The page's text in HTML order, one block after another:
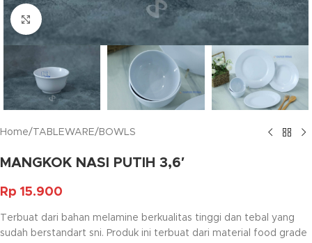
Click to enlarge
Home/ TABLEWARE/ BOWLS
MANGKOK NASI PUTIH 3,6′
Rp 15.900
Terbuat dari bahan melamine berkualitas tinggi dan tebal yang
sudah berstandart sni. Produk ini terbuat dari material food grade